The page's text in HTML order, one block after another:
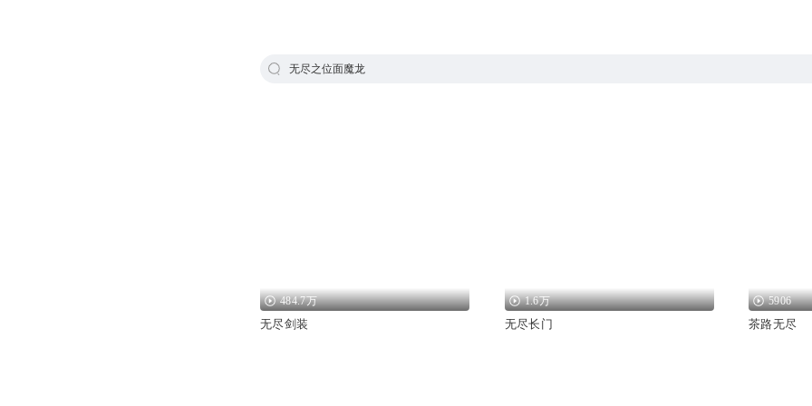
无尽之位面魔龙
484.7万
无尽剑装
1.6万
无尽长门
5906
茶路无尽